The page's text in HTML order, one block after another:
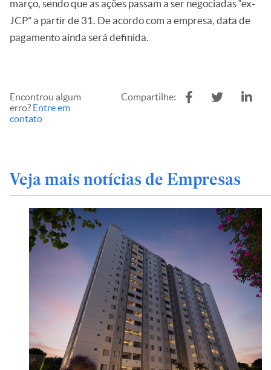
março, sendo que as ações passam a ser negociadas “ex-
JCP” a partir de 31. De acordo com a empresa, data de
pagamento ainda será definida.
Encontrou algum
erro? Entre em
contato
Compartilhe:
Veja mais notícias de Empresas